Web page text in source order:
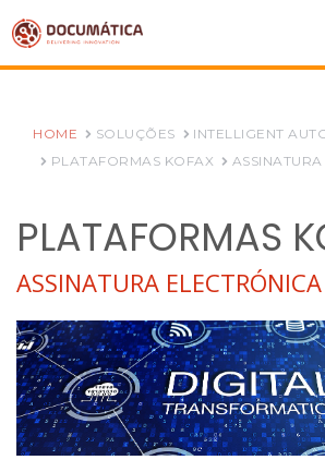
HOME SOLUÇÕES
INTELLIGENT
PLATAFORMAS KOFAX
PLATAFORMAS
ASSINATURA ELECTRÓNICA